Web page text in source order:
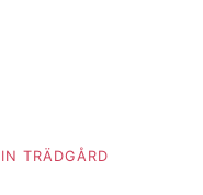
TRÄDGÅRD